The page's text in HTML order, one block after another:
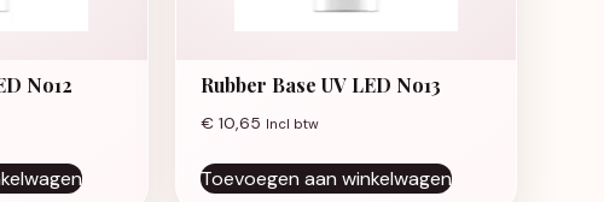
No12 Rubber Base UV LED No13
€10,65 Incl btw
Toevoegen aan winkelwagen